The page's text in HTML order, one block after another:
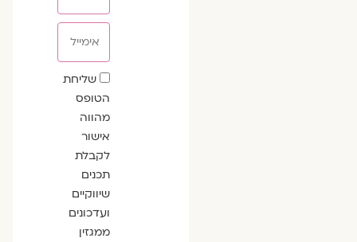
שדה
הסכמה
שליחת
הטופס
מהווה
אישור
לקבלת
תכנים
שיווקיים
ועדכונים
ממגזין